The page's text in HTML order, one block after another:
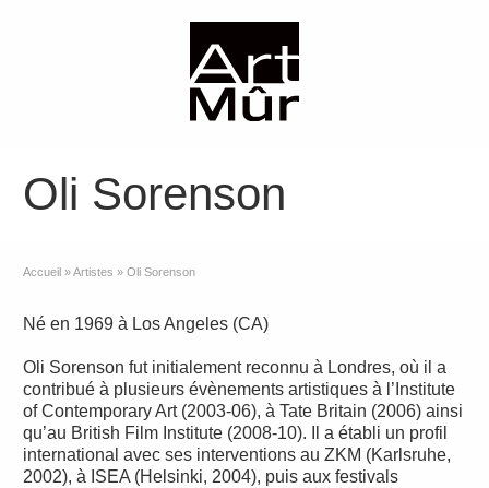
Oli Sorenson
Accueil »Artistes » Oli Sorenson
Né en 1969 à Los Angeles (CA)
Oli Sorenson fut initialement reconnu à Londres, où il a
contribué à plusieurs évènements artistiques à l’Institute
of Contemporary Art (2003-06), à Tate Britain (2006) ainsi
qu’au British Film Institute (2008-10). Il a établi un profil
international avec ses interventions au ZKM (Karlsruhe,
2002), à ISEA (Helsinki, 2004), puis aux festivals